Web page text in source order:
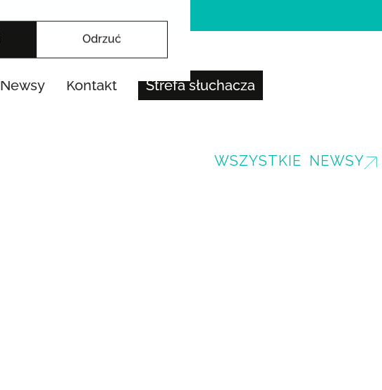
Odrzuć
Newsy Kontakt Strefa słuchacza
WSZYSTKIE NEWSY